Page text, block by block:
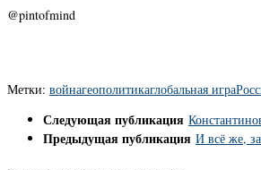
@pintofmind
Метки: войнагеополитикаглобальная игра
Следующая публикация
Предыдущая публикация И всё же,